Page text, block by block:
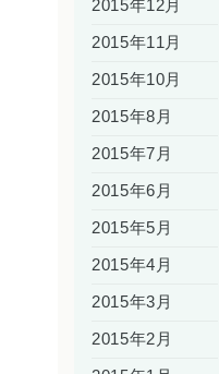
2015年12月
2015年11月
2015年10月
2015年8月
2015年7月
2015年6月
2015年5月
2015年4月
2015年3月
2015年2月